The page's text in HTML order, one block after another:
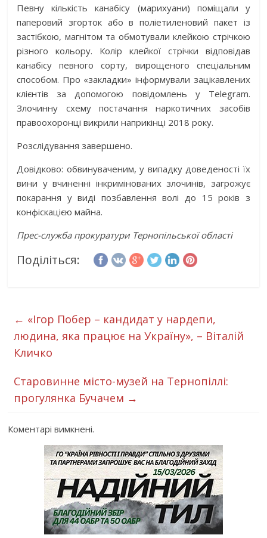
Певну кількість канабісу (марихуани) поміщали у
паперовий згорток або в поліетиленовий пакет із
застібкою, магнітом та обмотували клейкою стрічкою
різного кольору. Колір клейкої стрічки відповідав
канабісу певного сорту, вирощеного спеціальним
способом. Про «закладки» інформували зацікавлених
клієнтів за допомогою повідомлень у Telegram.
Злочинну схему постачання наркотичних засобів
правоохоронці викрили наприкінці 2018 року.
Розслідування завершено.
Довідково: обвинуваченим, у випадку доведеності їх
вини у вчиненні інкримінованих злочинів, загрожує
покарання у виді позбавлення волі до 15 років з
конфіскацією майна.
Прес-служба прокуратури Тернопільської області
Поділіться:
← «Ігор Побер – кандидат у нардепи,
людина, яка працює на Україну», – Віталій
Кличко
Старовинне місто-музей на Тернопіллі:
прогулянка Бучачем →
Коментарі вимкнені.